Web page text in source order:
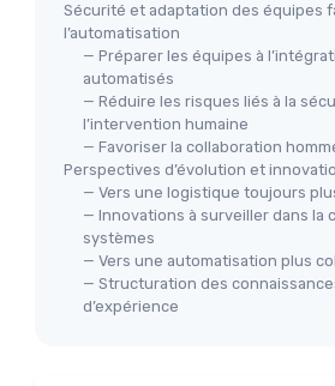
Sécurité et adaptation des équipes
l’automatisation
— Préparer les équipes à
automatisés
— Réduire les risques liés à la
l’intervention humaine
— Favoriser la collaboration
Perspectives d’évolution et
— Vers une logistique toujours
— Innovations à surveiller dans la
systèmes
— Vers une automatisation plus
— Structuration des
d’expérience